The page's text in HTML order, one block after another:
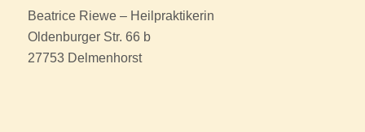
Beatrice Riewe – Heilpraktikerin
Oldenburger Str. 66 b
27753 Delmenhorst